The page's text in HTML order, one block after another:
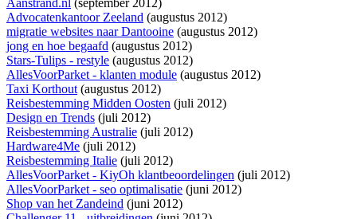
Aanstrand.nl (september 2012)
Advocatenkantoor Zeeland (augustus 2012)
migratie websites naar Dantooine (augustus 2012)
jong en hoe begaafd (augustus 2012)
Stars-Tulips - restyle (augustus 2012)
AllesVoorParket - klanten module (augustus 2012)
Taxi Korthout(augustus 2012)
Reisbestemming Midden Oosten (juli 2012)
Design en Trends (juli 2012)
Reisbestemming Australie (juli 2012)
Hardware4Me (juli 2012)
Reisbestemming Italie (juli 2012)
AllesVoorParket - KiyOh klantbeoordelingen (juli 2012)
AllesVoorParket - seo optimalisatie (juni 2012)
Shop van het Zandeind (juni 2012)